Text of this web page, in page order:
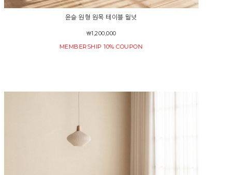
윤슬 원형 원목 테이블 월넛
￦1,200,000
MEMBERSHIP 10% COUPON